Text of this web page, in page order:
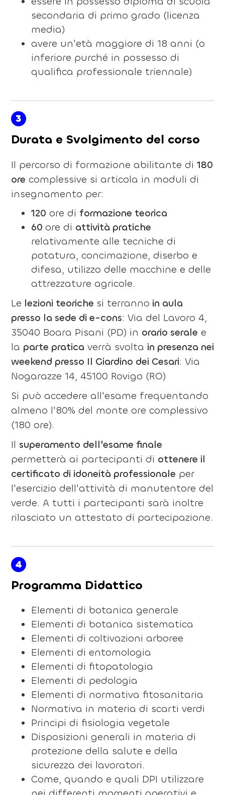
secondaria di primo grado (licenza
media)
avere un'età maggiore di 18 anni (o
inferiore purché in possesso di
qualifica professionale triennale)
3
Durata e Svolgimento del corso
Il percorso di formazione abilitante di 180
ore complessive si articola in moduli di
insegnamento per:
120 ore di formazione teorica
60 ore di attività pratiche
relativamente alle tecniche di
potatura, concimazione, diserbo e
difesa, utilizzo delle macchine e delle
attrezzature agricole.
Le lezioni teoriche si terranno in aula
presso la sede di e-cons: Via del Lavoro 4,
35040 Boara Pisani (PD) in orario serale e
la parte pratica verrà svolta in presenza nei
weekend presso Il Giardino dei Cesari: Via
Nogarazze 14, 45100 Rovigo (RO)
Si può accedere all'esame frequentando
almeno l'80% del monte ore complessivo
(180 ore).
Il superamento dell'esame finale
permetterà ai partecipanti di ottenere il
certificato di idoneità professionale per
l'esercizio dell'attività di manutentore del
verde. A tutti i partecipanti sarà inoltre
rilasciato un attestato di partecipazione.
4
Programma Didattico
Elementi di botanica generale
Elementi di botanica sistematica
Elementi di coltivazioni arboree
Elementi di entomologia
Elementi di fitopatologia
Elementi di pedologia
Elementi di normativa fitosanitaria
Normativa in materia di scarti verdi
Principi di fisiologia vegetale
Disposizioni generali in materia di
protezione della salute e della
sicurezza dei lavoratori.
Come, quando e quali DPI utilizzare